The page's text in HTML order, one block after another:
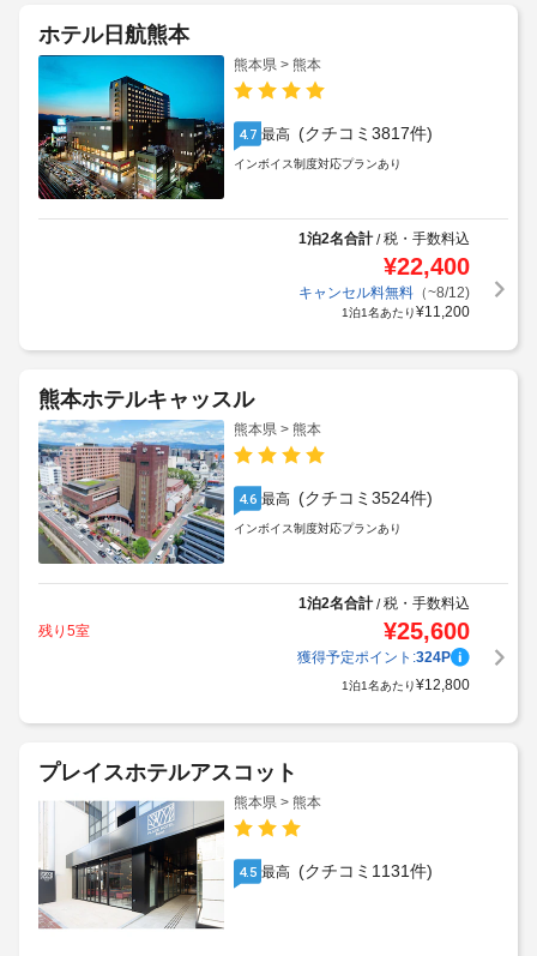
ホテル日航熊本
熊本県 > 熊本
4.7 最高 (クチコミ3817件)
インボイス制度対応プランあり
1泊2名合計/税・手数料込
¥22,400
キャンセル料無料（~8/12)
1泊1名あたり¥11,200
熊本ホテルキャッスル
熊本県 > 熊本
4.6 最高 (クチコミ3524件)
インボイス制度対応プランあり
1泊2名合計/税・手数料込
残り5室
¥25,600
獲得予定ポイント:324P
1泊1名あたり¥12,800
プレイスホテルアスコット
熊本県 > 熊本
4.5 最高 (クチコミ1131件)